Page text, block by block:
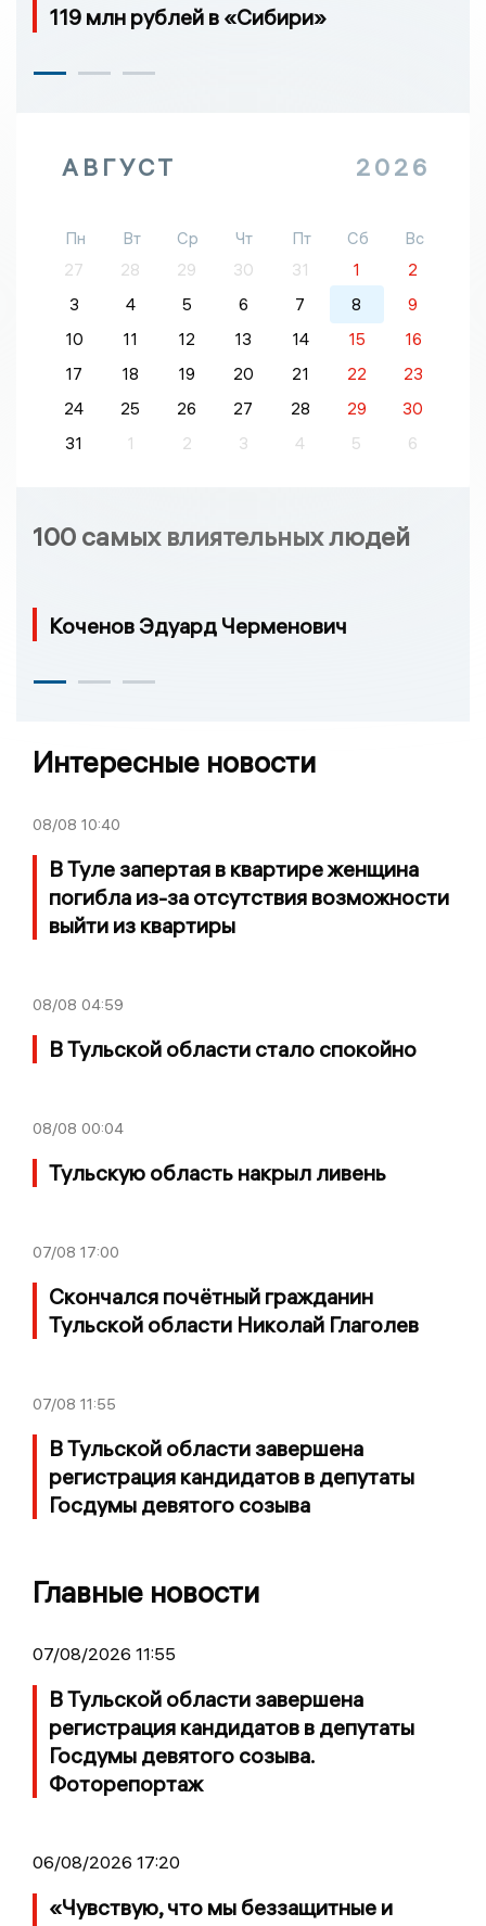
119 млн рублей в «Сибири»
АВГУСТ 2026
Пн Вт Ср Чт Пт Сб
Вс
27
28 29 30 31 1
2
3
4 5 6 7 8
9
10
11 12 13 14 15
16
17
18 19 20 21 22
23
24
25 26 27 28 29
30
31
1 2 3 4 5 6
100 самых влиятельных людей
Коченов Эдуард Черменович
Интересные новости
08/08 10:40
В Туле запертая в квартире женщина
погибла из-за отсутствия возможности
выйти из квартиры
08/08 04:59
В Тульской области стало спокойно
08/08 00:04
Тульскую область накрыл ливень
07/08 17:00
Скончался почётный гражданин
Тульской области Николай Глаголев
07/08 11:55
В Тульской области завершена
регистрация кандидатов в депутаты
Госдумы девятого созыва
Главные новости
07/08/2026 11:55
В Тульской области завершена
регистрация кандидатов в депутаты
Госдумы девятого созыва.
Фоторепортаж
06/08/2026 17:20
«Чувствую, что мы беззащитные и